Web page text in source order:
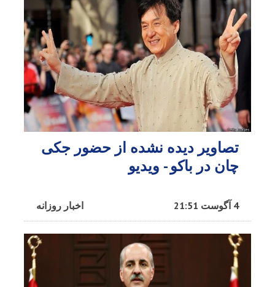
تصاویر دیده نشده از حضور جکی
چان در باکو - ویدیو
اخبار روزانه 4 آگوست 21:51